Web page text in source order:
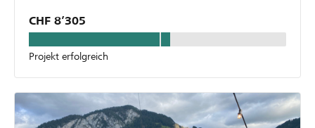
CHF 8’305
Projekt erfolgreich